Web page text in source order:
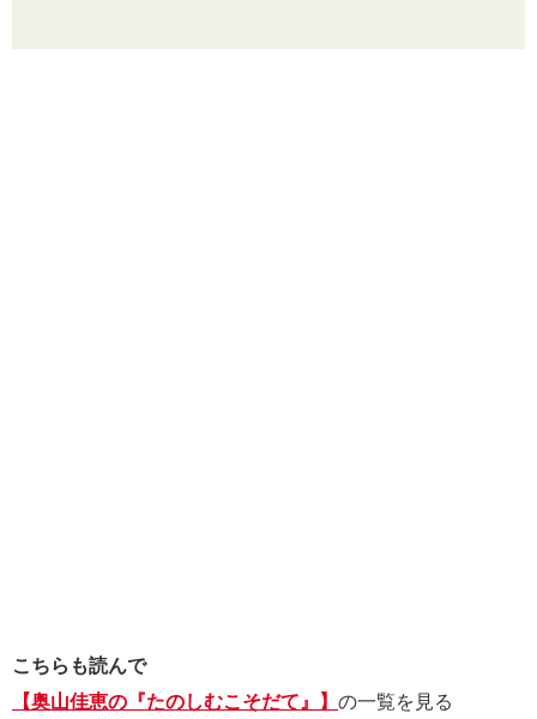
こちらも読んで
【奥山佳恵の『たのしむこそだて』】 の一覧を見る